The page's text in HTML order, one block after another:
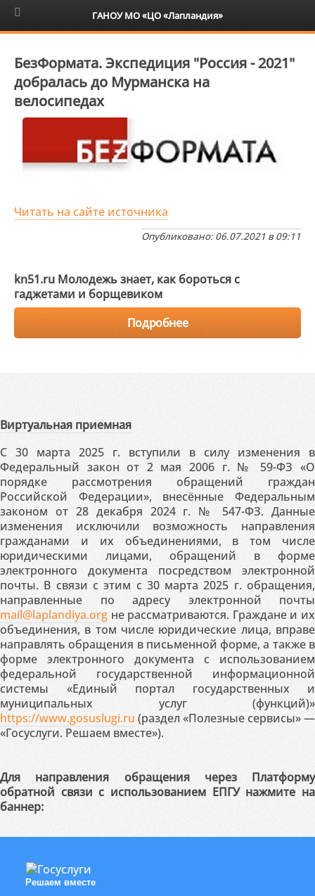
6+
БезФормата. Экспедиция "Россия - 2021"
добралась до Мурманска на
велосипедах
Читать на сайте источника
Опубликовано: 06.07.2021 в 09:11
kn51.ru Молодежь знает, как бороться с
гаджетами и борщевиком
Подробнее
Виртуальная приемная
С 30 марта 2025 г. вступили в силу изменения в
Федеральный закон от 2 мая 2006 г. № 59-ФЗ «О
порядке рассмотрения обращений граждан
Российской Федерации», внесённые Федеральным
законом от 28 декабря 2024 г. № 547-ФЗ. Данные
изменения исключили возможность направления
гражданами и их объединениями, в том числе
юридическими лицами, обращений в форме
электронного документа посредством электронной
почты. В связи с этим с 30 марта 2025 г. обращения,
направленные по адресу электронной почты
mail@laplandiya.org не рассматриваются. Граждане и их
объединения, в том числе юридические лица, вправе
направлять обращения в письменной форме, а также в
форме электронного документа с использованием
федеральной государственной информационной
системы «Единый портал государственных и
муниципальных услуг (функций)»
https://www.gosuslugi.ru (раздел «Полезные сервисы» —
«Госуслуги. Решаем вместе»).
Для направления обращения через Платформу
обратной связи с использованием ЕПГУ нажмите на
баннер:
Решаем вместе
ГАНОУ МО «ЦО «Лапландия»